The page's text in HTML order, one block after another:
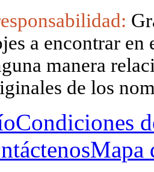
a encontrar
manera
de los
Condiciones
Mapa